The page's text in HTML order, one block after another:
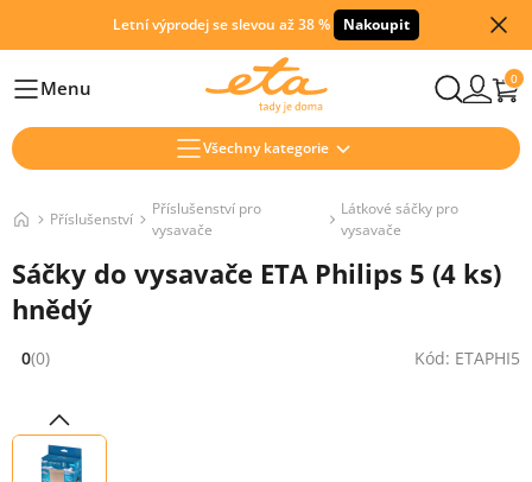
Letní výprodej se slevou až 38 % Nakoupit
HlavníMenu 0
Všechny kategorie
Příslušenství
Příslušenství pro
vysavače
Látkové sáčky pro
vysavače
Sáčky do vysavače ETA Philips 5 (4 ks)
hnědý
Hodnocení: 0 z 5 (0 recenzí)
0(0) Kód: ETAPHI5